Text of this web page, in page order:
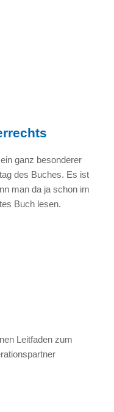
ganz besonderer
des Buches. Es ist
man da ja schon im
Buch lesen.
Leitfaden zum